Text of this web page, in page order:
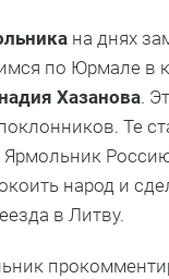
на днях
по Юрмале в
Хазанова.
Те
Ярмольник
народ и
в Литву.